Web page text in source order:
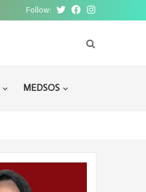
Follow: TwitterFacebookInstagram
MEDSOS